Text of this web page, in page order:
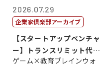
2026.07.29
企業家倶楽部アーカイブ
【スタートアップベンチャ
ー】トランスリミット代表
取締役社長 ...
ゲーム×教育ブレインウォ